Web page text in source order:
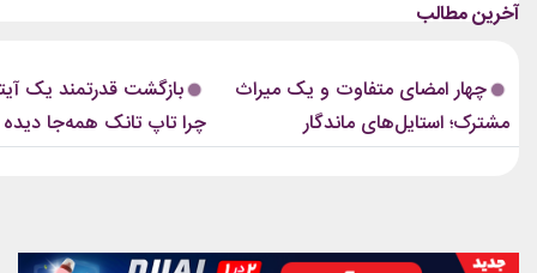
چهره‌هایی تأثیرگذار در دنیای مد نیز تبدیل
موزیک‌ویدئوها و مراسم‌های مهم جهانی،...
استایل نوید محمدزاده...
چهار امضای متفاوت و یک میراث
مشترک؛ استایل‌های ماندگار
بلک‌پینک که تاریخ مد کی‌پاپ را
بازگشت قدرتمند یک
چرا تاپ تانک همه‌جا